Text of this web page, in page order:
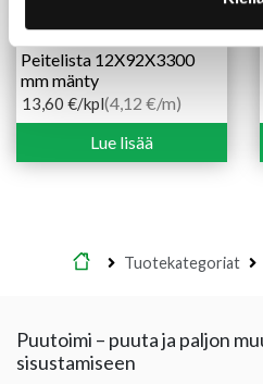
Peitelista 12X92X3300
mm mänty
13,60 €/kpl(4,12 €/m)
Lue lisää
Etusivu
Tuotekategoriat
Puutoimi – puuta ja paljon
sisustamiseen